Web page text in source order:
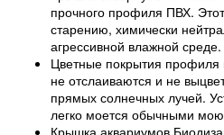
прочного профиля ПВХ.
старению, химически
агрессивной влажной среде.
Цветные покрытия
не отслаиваются и не
прямых солнечных лучей.
легко моется обычными
Крышка аквариумов